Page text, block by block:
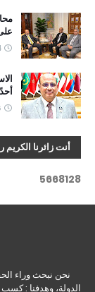
أنت زائرنا الكريم
5668128
نحن نبحث وراء
الدولة، وهدفنا :